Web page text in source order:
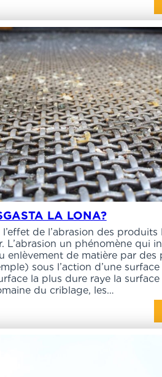
LA LONA?
de l’abrasion des produits
L’abrasion un phénomène qui
enlèvement de matière par des
sous l’action d’une
la plus dure raye la
du criblage, les…